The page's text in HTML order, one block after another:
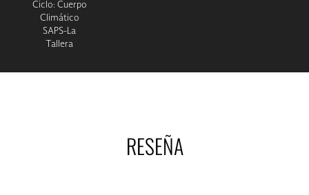
Ciclo: Cuerpo
Climático
SAPS-La
Tallera
RESEÑA